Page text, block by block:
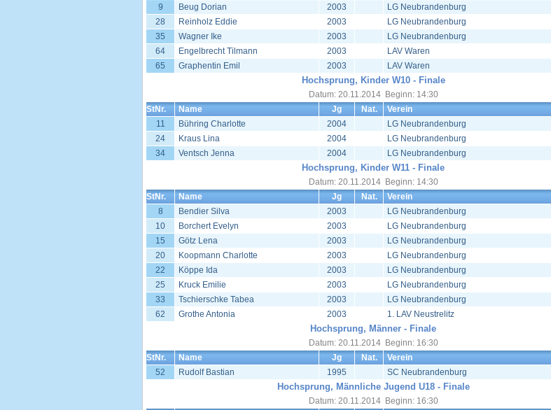
9
Beug Dorian 2003
LG Neubrandenburg
28
Reinholz Eddie 2003
LG Neubrandenburg
35
Wagner Ike 2003
LG Neubrandenburg
64
Engelbrecht Tilmann 2003
LAV Waren
65
Graphentin Emil 2003 LAV Waren
Hochsprung, Kinder W10 - Finale
Datum: 20.11.2014 Beginn: 14:30
StNr.
Name Jg Nat. Verein
11
Bühring Charlotte 2004
LG Neubrandenburg
24
Kraus Lina 2004
LG Neubrandenburg
34
Ventsch Jenna 2004 LG Neubrandenburg
Hochsprung, Kinder W11 - Finale
Datum: 20.11.2014 Beginn: 14:30
StNr.
Name Jg Nat. Verein
8
Bendier Silva 2003
LG Neubrandenburg
10
Borchert Evelyn 2003
LG Neubrandenburg
15
Götz Lena 2003
LG Neubrandenburg
20
Koopmann Charlotte 2003
LG Neubrandenburg
22
Köppe Ida 2003
LG Neubrandenburg
25
Kruck Emilie 2003
LG Neubrandenburg
33
Tschierschke Tabea 2003
LG Neubrandenburg
62
Grothe Antonia 2003 1. LAV Neustrelitz
Hochsprung, Männer - Finale
Datum: 20.11.2014 Beginn: 16:30
StNr.
Name Jg Nat. Verein
52
Rudolf Bastian 1995 SC Neubrandenburg
Hochsprung, Männliche Jugend U18 - Finale
Datum: 20.11.2014 Beginn: 16:30